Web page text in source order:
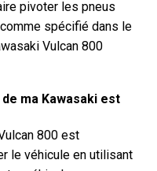
pivoter les pneus
spécifié dans le
Vulcan 800
ma Kawasaki est
800 est
le véhicule en utilisant